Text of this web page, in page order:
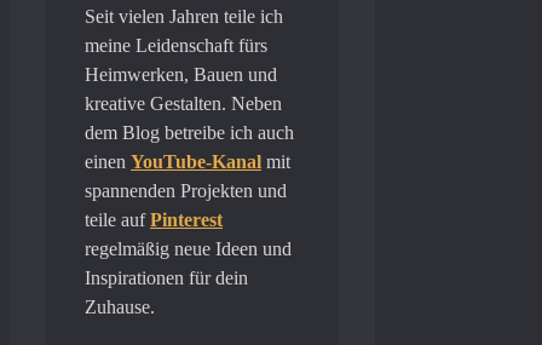
Seit vielen Jahren teile ich
meine Leidenschaft fürs
Heimwerken, Bauen und
kreative Gestalten. Neben
dem Blog betreibe ich auch
einen YouTube-Kanal mit
spannenden Projekten und
teile aufPinterest
regelmäßig neue Ideen und
Inspirationen für dein
Zuhause.